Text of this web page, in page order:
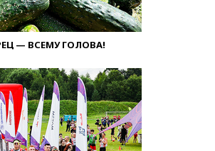
— ВСЕМУ ГОЛОВА!